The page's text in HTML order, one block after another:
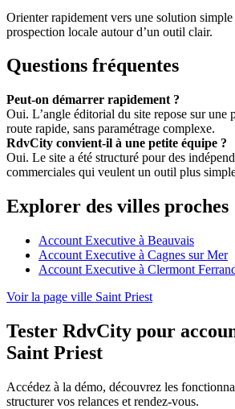
Orienter rapidement vers une solution
prospection locale autour d’un outil clair.
Questions fréquentes
Peut-on démarrer rapidement ?
Oui. L’angle éditorial du site repose sur une
route rapide, sans paramétrage complexe.
RdvCity convient-il à une petite équipe ?
Oui. Le site a été structuré pour des
commerciales qui veulent un outil plus
Explorer des villes proches
Account Executive à Beauvais
Account Executive à Cagnes sur Mer
Account Executive à Clermont
Voir la page ville Saint Priest
Tester RdvCity pour
Saint Priest
Accédez à la démo, découvrez les
structurer vos relances et rendez-vous.